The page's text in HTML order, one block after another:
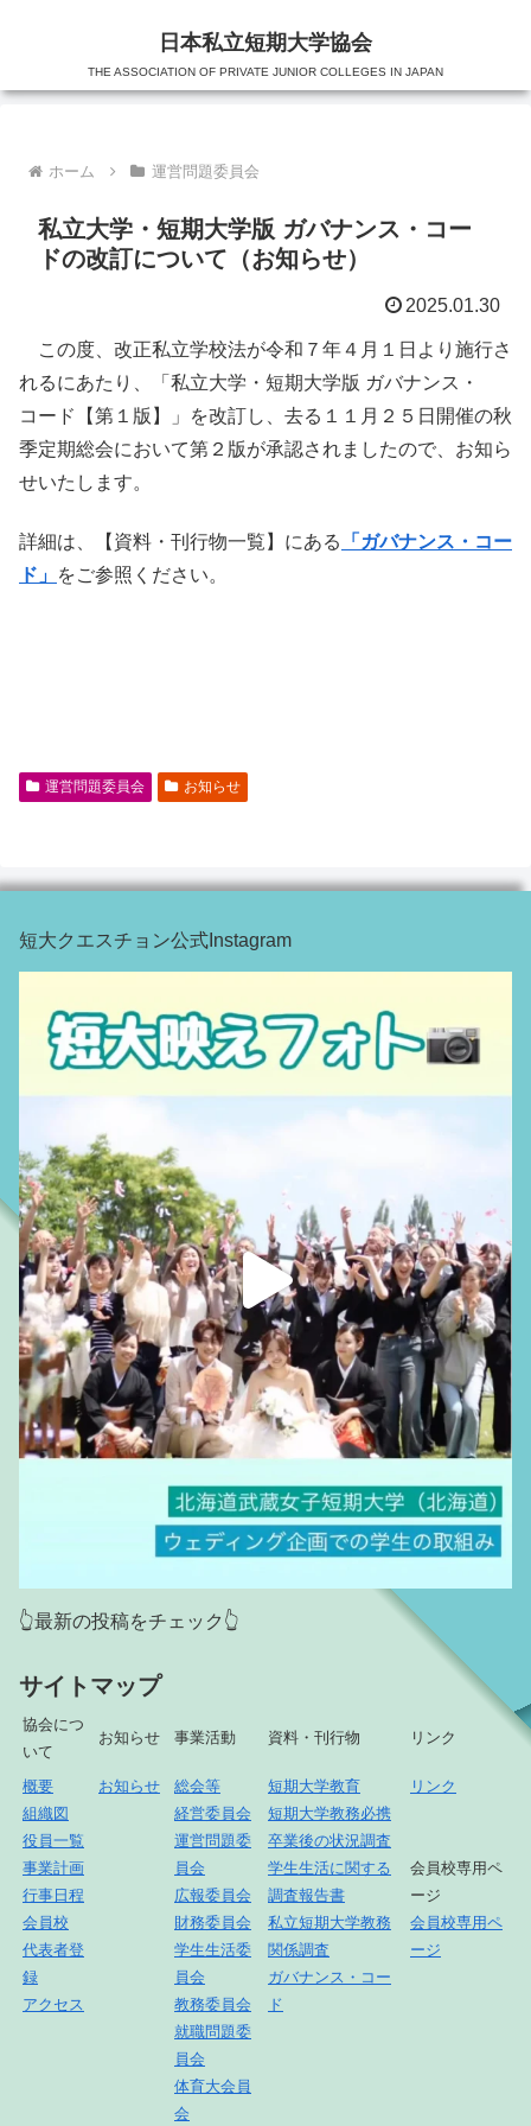
日本私立短期大学協会
THE ASSOCIATION OF PRIVATE JUNIOR COLLEGES IN JAPAN
ホーム 運営問題委員会
私立大学・短期大学版 ガバナンス・コー
ドの改訂について（お知らせ）
2025.01.30
この度、改正私立学校法が令和７年４月１日より施行さ
れるにあたり、「私立大学・短期大学版 ガバナンス・
コード【第１版】」を改訂し、去る１１月２５日開催の秋
季定期総会において第２版が承認されましたので、お知ら
せいたします。
詳細は、【資料・刊行物一覧】にある
「ガバナンス・コー
ド」 をご参照ください。
運営問題委員会 お知らせ
短大クエスチョン公式Instagram
👆最新の投稿をチェック👆
サイトマップ
協会につ
いて
お知らせ 事業活動 資料・刊行物 リンク
概要
組織図
役員一覧
事業計画
行事日程
会員校
代表者登
録
アクセス
お知らせ
総会等
経営委員会
運営問題委
員会
広報委員会
財務委員会
学生生活委
員会
教務委員会
就職問題委
員会
体育大会員
会
短期大学教育
短期大学教務必携
卒業後の状況調査
学生生活に関する
調査報告書
私立短期大学教務
関係調査
ガバナンス・コー
ド
リンク
会員校専用ペ
ージ
会員校専用ペ
ージ